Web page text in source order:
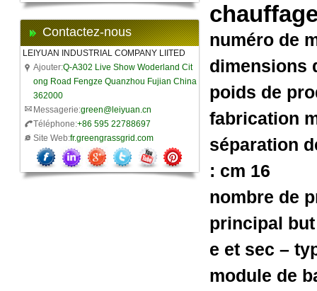
Contactez-nous
LEIYUAN INDUSTRIAL COMPANY LIITED
Ajouter:Q-A302 Live Show Woderland Cit
ong Road Fengze Quanzhou Fujian China
362000
Messagerie:green@leiyuan.cn
Téléphone:+86 595 22788697
Site Web:fr.greengrassgrid.com
numéro de
dimensions
poids de
fabrication
séparation
: cm 16
nombre de
principal
e et sec –
module de